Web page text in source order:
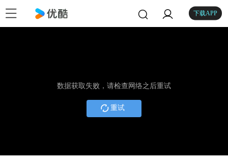
下载APP
数据获取失败，请检查网络之后重试
重试